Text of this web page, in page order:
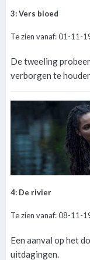
3: Vers bloed
Te zien vanaf: 01-11-
De tweeling
verborgen te
4: De rivier
Te zien vanaf: 08-11-
Een aanval op het
uitdagingen.